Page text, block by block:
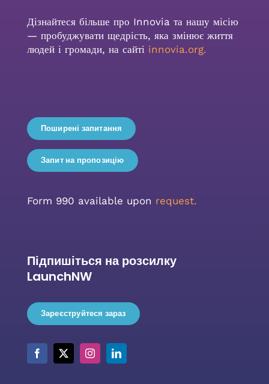
Дізнайтеся більше про Innovia та нашу місію
— пробуджувати щедрість, яка змінює життя
людей і громади, на сайті innovia.org.
Поширені запитання
Запит на пропозицію
Form 990 available upon request.
Підпишіться на розсилку
LaunchNW
Зареєструйтеся зараз